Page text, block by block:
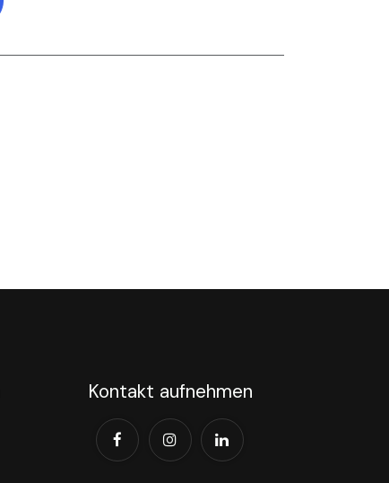
Kontakt aufnehmen